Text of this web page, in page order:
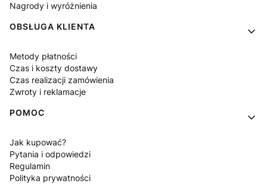
Nagrody i wyróżnienia
OBSŁUGA KLIENTA
Metody płatności
Czas i koszty dostawy
Czas realizacji zamówienia
Zwroty i reklamacje
POMOC
Jak kupować?
Pytania i odpowiedzi
Regulamin
Polityka prywatności